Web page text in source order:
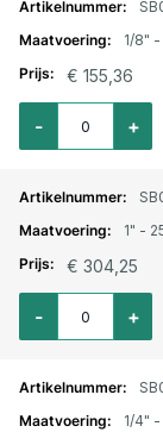
1/8"
€ 155,36
Aantal voor
+
-
1" -
€ 304,25
Aantal voor
+
-
1/4"